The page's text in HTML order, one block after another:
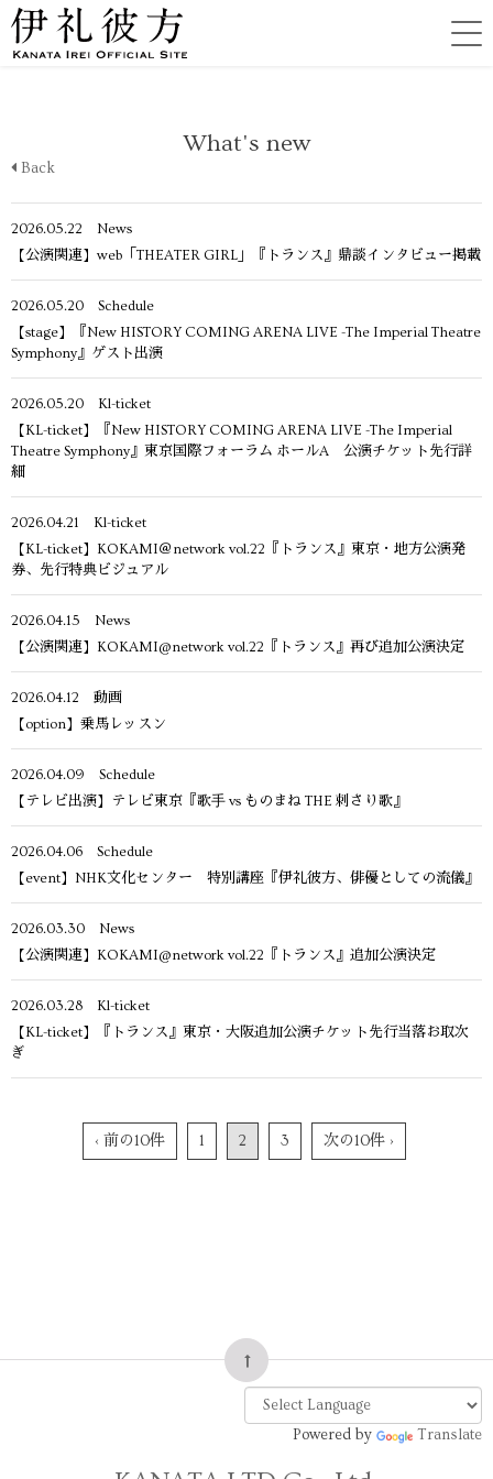
What's new
Back
2026.05.22
News
【公演関連】web「THEATER GIRL」『トランス』鼎談インタビュー掲載
2026.05.20
Schedule
【stage】『New HISTORY COMING ARENA LIVE -The Imperial Theatre
Symphony』ゲスト出演
2026.05.20
Kl-ticket
【KL-ticket】『New HISTORY COMING ARENA LIVE -The Imperial
Theatre Symphony』東京国際フォーラム ホールA 公演チケット先行詳
細
2026.04.21
Kl-ticket
【KL-ticket】KOKAMI＠network vol.22『トランス』東京・地方公演発
券、先行特典ビジュアル
2026.04.15
News
【公演関連】KOKAMI@network vol.22『トランス』再び追加公演決定
2026.04.12
動画
【option】乗馬レッスン
2026.04.09
Schedule
【テレビ出演】テレビ東京『歌⼿ vs ものまね THE 刺さり歌』
2026.04.06
Schedule
【event】NHK文化センター 特別講座『伊礼彼方、俳優としての流儀』
2026.03.30
News
【公演関連】KOKAMI@network vol.22『トランス』追加公演決定
2026.03.28
Kl-ticket
【KL-ticket】『トランス』東京・大阪追加公演チケット先行当落お取次
ぎ
‹ 前の10件 1 2 3 次の10件 ›
Powered by Translate